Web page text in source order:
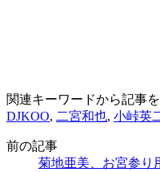
関連キーワードから記事
DJKOO, 二宮和也, 小峠英
前の記事
菊地亜美、お宮参り